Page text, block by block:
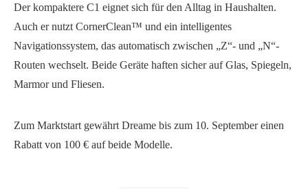
Der kompaktere C1 eignet sich für den Alltag in Haushalten.
Auch er nutzt CornerClean™ und ein intelligentes
Navigationssystem, das automatisch zwischen „Z“- und „N“-
Routen wechselt. Beide Geräte haften sicher auf Glas, Spiegeln,
Marmor und Fliesen.
Zum Marktstart gewährt Dreame bis zum 10. September einen
Rabatt von 100 € auf beide Modelle.